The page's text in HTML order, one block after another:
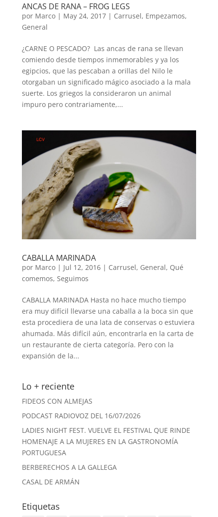
ANCAS DE RANA – FROG LEGS
por Marco| May 24, 2017| Carrusel, Empezamos,
General
¿CARNE O PESCADO? Las ancas de rana se llevan
comiendo desde tiempos inmemorables y ya los
egipcios, que las pescaban a orillas del Nilo le
otorgaban un significado mágico asociado a la mala
suerte. Los griegos la consideraron un animal
impuro pero contrariamente,...
CABALLA MARINADA
por Marco| Jul 12, 2016| Carrusel, General, Qué
comemos, Seguimos
CABALLA MARINADA Hasta no hace mucho tiempo
era muy difícil llevarse una caballa a la boca sin que
esta procediera de una lata de conservas o estuviera
ahumada. Más difícil aún, encontrarla en la carta de
un restaurante de cierta categoría. Pero con la
expansión de la...
Lo + reciente
FIDEOS CON ALMEJAS
PODCAST RADIOVOZ DEL 16/07/2026
LADIES NIGHT FEST. VUELVE EL FESTIVAL QUE RINDE
HOMENAJE A LA MUJERES EN LA GASTRONOMÍA
PORTUGUESA
BERBERECHOS A LA GALLEGA
CASAL DE ARMÁN
Etiquetas